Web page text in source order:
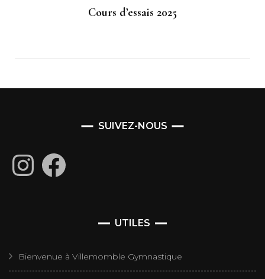
Cours d’essais 2025
SUIVEZ-NOUS
InstagramFacebook
UTILES
Bienvenue à Villemomble Gymnastique